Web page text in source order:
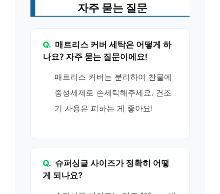
자주 묻는 질문
Q. 매트리스 커버 세탁은 어떻게 하
나요? 자주 묻는 질문이에요!
매트리스 커버는 분리하여 찬물에
중성세제로 손세탁해주세요. 건조
기 사용은 피하는 게 좋아요!
Q. 슈퍼싱글 사이즈가 정확히 어떻
게 되나요?